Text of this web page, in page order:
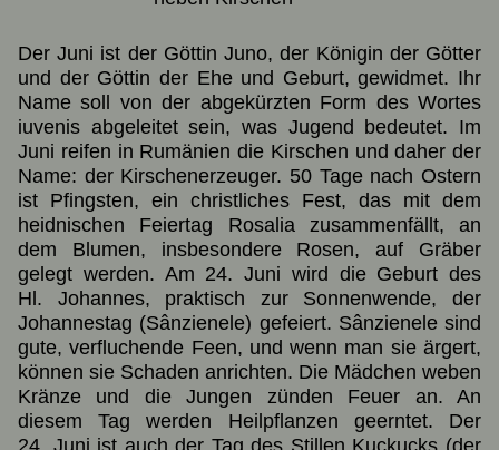
Der Juni ist der Göttin Juno, der Königin der Götter
und der Göttin der Ehe und Geburt, gewidmet. Ihr
Name soll von der abgekürzten Form des Wortes
iuvenis abgeleitet sein, was Jugend bedeutet. Im
Juni reifen in Rumänien die Kirschen und daher der
Name: der Kirschenerzeuger. 50 Tage nach Ostern
ist Pfingsten, ein christliches Fest, das mit dem
heidnischen Feiertag Rosalia zusammenfällt, an
dem Blumen, insbesondere Rosen, auf Gräber
gelegt werden. Am 24. Juni wird die Geburt des
Hl. Johannes, praktisch zur Sonnenwende, der
Johannestag (Sânzienele) gefeiert. Sânzienele sind
gute, verfluchende Feen, und wenn man sie ärgert,
können sie Schaden anrichten. Die Mädchen weben
Kränze und die Jungen zünden Feuer an. An
diesem Tag werden Heilpflanzen geerntet. Der
24. Juni ist auch der Tag des Stillen Kuckucks (der